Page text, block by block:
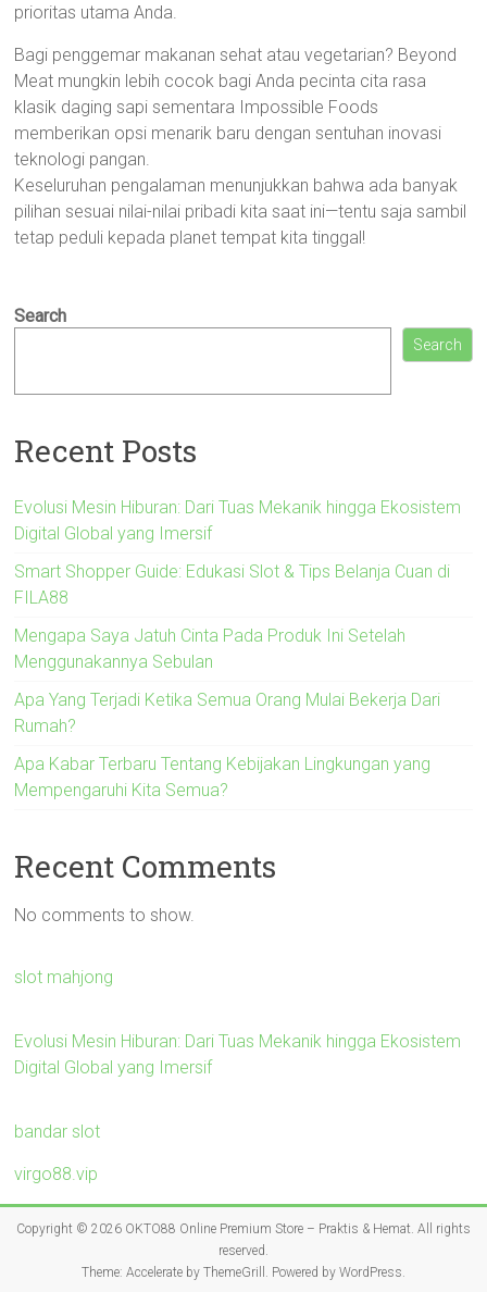
prioritas utama Anda.
Bagi penggemar makanan sehat atau vegetarian? Beyond
Meat mungkin lebih cocok bagi Anda pecinta cita rasa
klasik daging sapi sementara Impossible Foods
memberikan opsi menarik baru dengan sentuhan inovasi
teknologi pangan.
Keseluruhan pengalaman menunjukkan bahwa ada banyak
pilihan sesuai nilai-nilai pribadi kita saat ini—tentu saja sambil
tetap peduli kepada planet tempat kita tinggal!
Search
Search
Recent Posts
Evolusi Mesin Hiburan: Dari Tuas Mekanik hingga Ekosistem
Digital Global yang Imersif
Smart Shopper Guide: Edukasi Slot & Tips Belanja Cuan di
FILA88
Mengapa Saya Jatuh Cinta Pada Produk Ini Setelah
Menggunakannya Sebulan
Apa Yang Terjadi Ketika Semua Orang Mulai Bekerja Dari
Rumah?
Apa Kabar Terbaru Tentang Kebijakan Lingkungan yang
Mempengaruhi Kita Semua?
Recent Comments
No comments to show.
slot mahjong
Evolusi Mesin Hiburan: Dari Tuas Mekanik hingga Ekosistem
Digital Global yang Imersif
bandar slot
virgo88.vip
Copyright © 2026 OKTO88 Online Premium Store – Praktis & Hemat. All rights
reserved.
Theme: Accelerateby ThemeGrill. Powered by WordPress.